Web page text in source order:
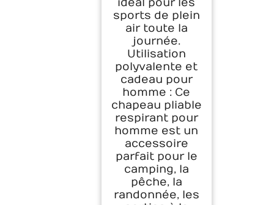
idéal pour les
sports de plein
air toute la
journée.
Utilisation
polyvalente et
cadeau pour
homme : Ce
chapeau pliable
respirant pour
homme est un
accessoire
parfait pour le
camping, la
pêche, la
randonnée, les